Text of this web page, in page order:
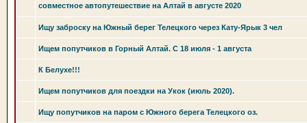
совместное автопутешествие на Алтай в августе 2020
Ищу заброску на Южный берег Телецкого через Кату-Ярык 3 чел
Ищем попутчиков в Горный Алтай. С 18 июля - 1 августа
К Белухе!!!
Ищем попутчиков для поездки на Укок (июль 2020).
Ищу попутчиков на паром с Южного берега Телецкого оз.